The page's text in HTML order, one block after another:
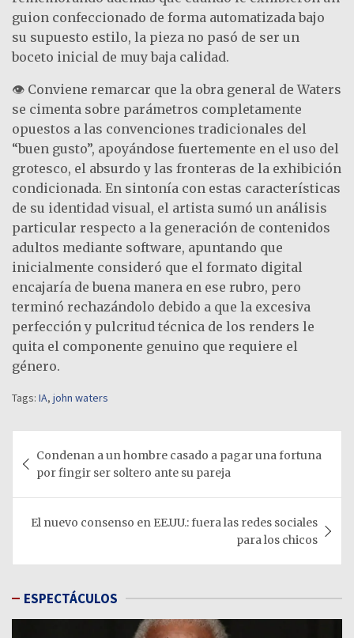
guion confeccionado de forma automatizada bajo
su supuesto estilo, la pieza no pasó de ser un
boceto inicial de muy baja calidad.
👁️ Conviene remarcar que la obra general de Waters
se cimenta sobre parámetros completamente
opuestos a las convenciones tradicionales del
“buen gusto”, apoyándose fuertemente en el uso del
grotesco, el absurdo y las fronteras de la exhibición
condicionada. En sintonía con estas características
de su identidad visual, el artista sumó un análisis
particular respecto a la generación de contenidos
adultos mediante software, apuntando que
inicialmente consideró que el formato digital
encajaría de buena manera en ese rubro, pero
terminó rechazándolo debido a que la excesiva
perfección y pulcritud técnica de los renders le
quita el componente genuino que requiere el
género.
Tags: IA, john waters
de
entradas
Condenan a un hombre casado a pagar una fortuna
por fingir ser soltero ante su pareja
El nuevo consenso en EE.UU.: fuera las redes sociales
para los chicos
ESPECTÁCULOS